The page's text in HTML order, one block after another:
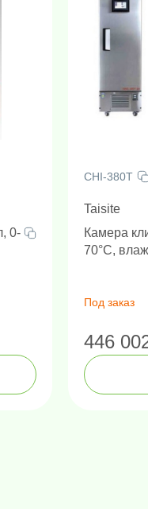
важным.
0-
CHI-380T
Taisite
Камера
70°C,
Под заказ
446